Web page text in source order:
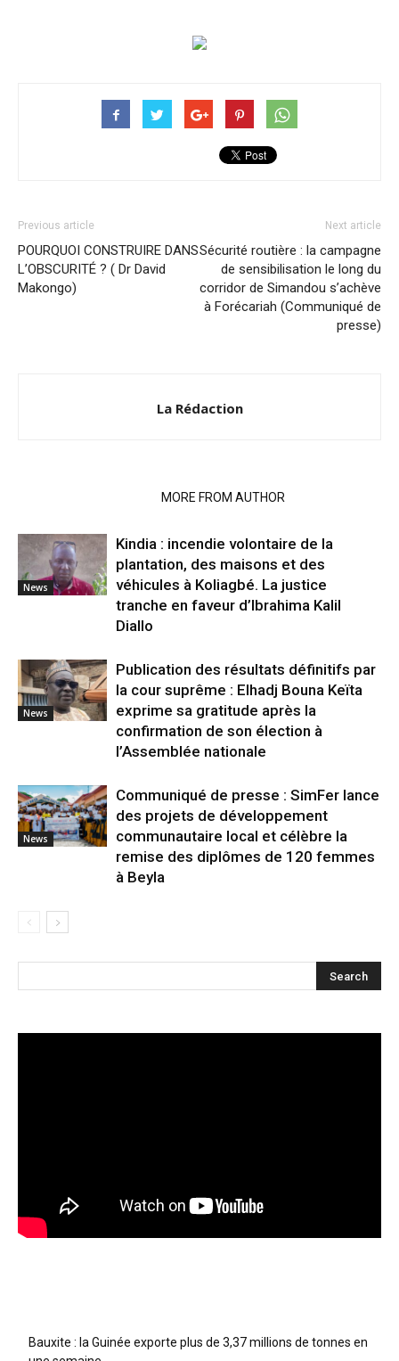
Previous article
POURQUOI CONSTRUIRE DANS
L’OBSCURITÉ ? ( Dr David
Makongo)
Next article
Sécurité routière : la campagne
de sensibilisation le long du
corridor de Simandou s’achève
à Forécariah (Communiqué de
presse)
La Rédaction
MORE FROM AUTHOR
News
Kindia : incendie volontaire de la
plantation, des maisons et des
véhicules à Koliagbé. La justice
tranche en faveur d’Ibrahima Kalil
Diallo
News
Publication des résultats définitifs par
la cour suprême : Elhadj Bouna Keïta
exprime sa gratitude après la
confirmation de son élection à
l’Assemblée nationale
News
Communiqué de presse : SimFer lance
des projets de développement
communautaire local et célèbre la
remise des diplômes de 120 femmes
à Beyla
Bauxite : la Guinée exporte plus de 3,37 millions de tonnes en